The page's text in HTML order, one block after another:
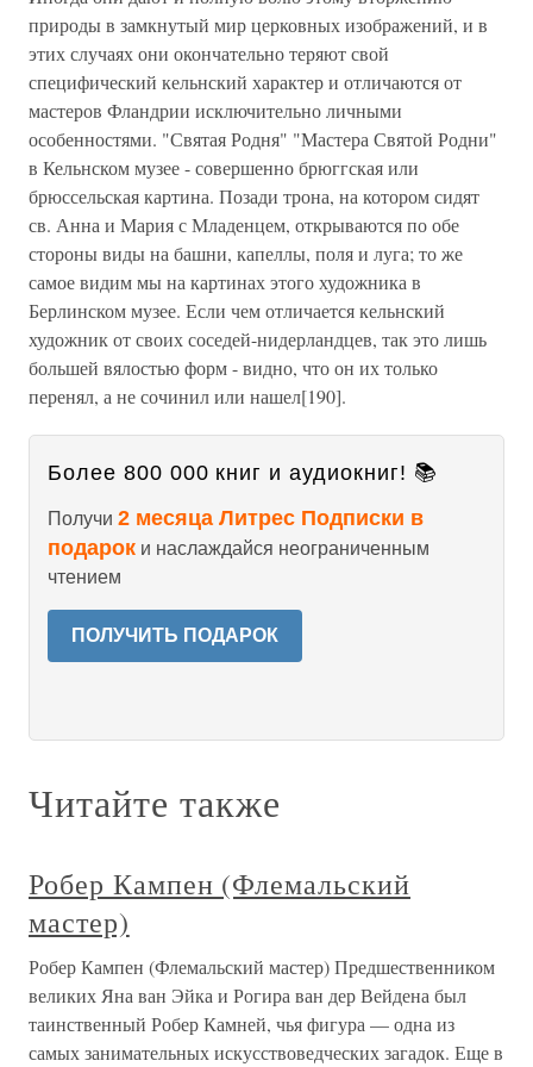
природы в замкнутый мир церковных изображений, и в
этих случаях они окончательно теряют свой
специфический кельнский характер и отличаются от
мастеров Фландрии исключительно личными
особенностями. "Святая Родня" "Мастера Святой Родни"
в Кельнском музее - совершенно брюггская или
брюссельская картина. Позади трона, на котором сидят
св. Анна и Мария с Младенцем, открываются по обе
стороны виды на башни, капеллы, поля и луга; то же
самое видим мы на картинах этого художника в
Берлинском музее. Если чем отличается кельнский
художник от своих соседей-нидерландцев, так это лишь
большей вялостью форм - видно, что он их только
перенял, а не сочинил или нашел[190].
Более 800 000 книг и аудиокниг! 📚
Получи 2 месяца Литрес Подписки в
подарок и наслаждайся неограниченным
чтением
ПОЛУЧИТЬ ПОДАРОК
Читайте также
Робер Кампен (Флемальский
мастер)
Робер Кампен (Флемальский мастер) Предшественником
великих Яна ван Эйка и Рогира ван дер Вейдена был
таинственный Робер Камней, чья фигура — одна из
самых занимательных искусствоведческих загадок. Еще в